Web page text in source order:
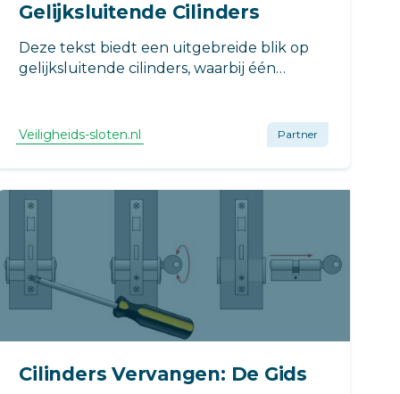
Gelijksluitende Cilinders
Deze tekst biedt een uitgebreide blik op
gelijksluitende cilinders, waarbij één
cilindersloten en de werking plus
voordelen van gelijksluitende cilinders.
Veiligheids-sloten.nl Partner
Cilinders Vervangen: De Gids